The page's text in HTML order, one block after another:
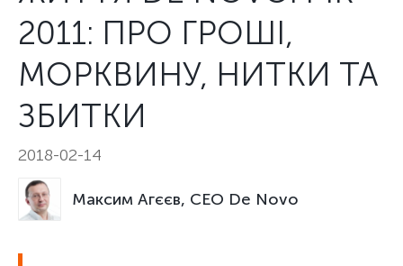
2011: ПРО ГРОШІ,
МОРКВИНУ, НИТКИ ТА
ЗБИТКИ
2018-02-14
Максим Агєєв, CEO De Novo